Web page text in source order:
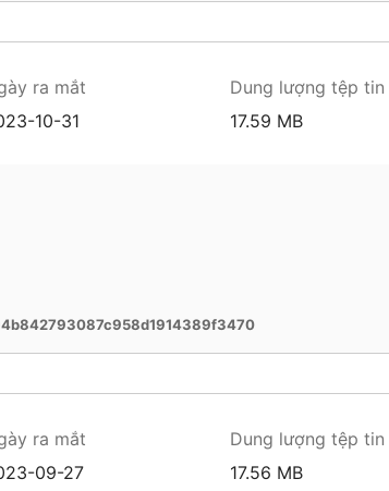
ra mắt Dung lượng tệp tin
10-31 17.59 MB
ra mắt Dung lượng tệp tin
09-27 17.56 MB